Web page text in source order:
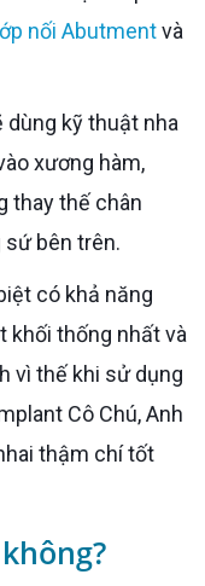
nối Abutmentvà
xương hàm,
thay thế chân
sứ bên trên.
khối thống nhất và
vì thế khi sử dụng
Cô Chú, Anh
thậm chí tốt